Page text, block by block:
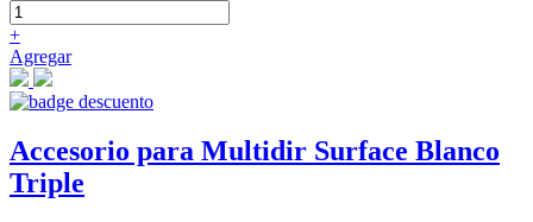
+
Agregar
Accesorio para Multidir Surface Blanco
Triple